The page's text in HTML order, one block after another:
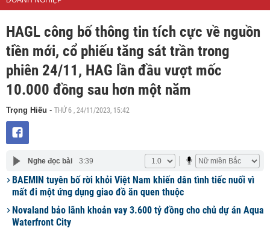
HAGL công bố thông tin tích cực về nguồn
tiền mới, cổ phiếu tăng sát trần trong
phiên 24/11, HAG lần đầu vượt mốc
10.000 đồng sau hơn một năm
Trọng Hiếu - THỨ 6 , 24/11/2023, 15:42
Nghe đọc bài 3:39
BAEMIN tuyên bố rời khỏi Việt Nam khiến dân tình tiếc nuối vì
mất đi một ứng dụng giao đồ ăn quen thuộc
Novaland bảo lãnh khoản vay 3.600 tỷ đồng cho chủ dự án Aqua
Waterfront City